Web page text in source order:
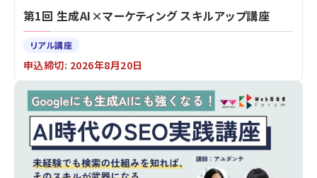
第1回 生成AI×マーケティング スキルアップ講座
リアル講座
申込締切: 2026年8月20日